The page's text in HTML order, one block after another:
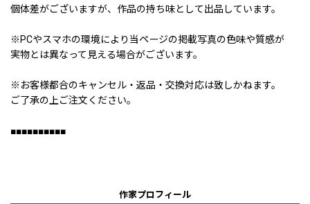
個体差がございますが、作品の持ち味として出品しています。
※PCやスマホの環境により当ページの掲載写真の色味や質感が
実物とは異なって見える場合がございます。
※お客様都合のキャンセル・返品・交換対応は致しかねます。
ご了承の上ご注文ください。
■■■■■■■■■■
作家プロフィール